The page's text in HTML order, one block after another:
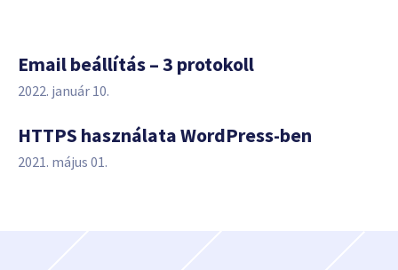
Email beállítás – 3 protokoll
2022. január 10.
HTTPS használata WordPress-ben
2021. május 01.